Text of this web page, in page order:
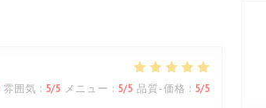
雰囲気 : 5/5 メニュー : 5/5 品質-価格 : 5/5